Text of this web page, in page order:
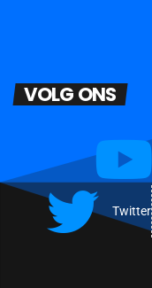
VOLG ONS
Twitter